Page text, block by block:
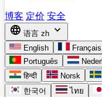
博客 定价 安全
language 语言 zh expand_more
English Français
Português
हिन्दी
Norsk
한국어 ไทย